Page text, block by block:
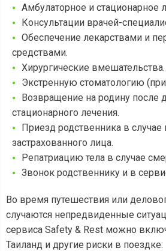
Амбулаторное и стационарное
Консультации врачей-
Обеспечение лекарствами и
средствами.
Хирургические вмешательства.
Экстренную стоматологию
Возвращение на родину после
стационарного лечения.
Приезд родственника в случае
застрахованного лица.
Репатриацию тела в случае
Звонок родственнику и в
Во время путешествия или
случаются непредвиденные
сервиса Safety & Rest можно
Таиланд и другие риски в поездке: